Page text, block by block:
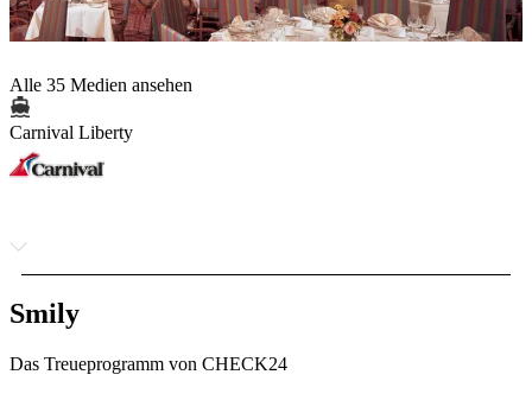
Alle 35 Medien ansehen
Carnival Liberty
Smily
Das Treueprogramm von CHECK24